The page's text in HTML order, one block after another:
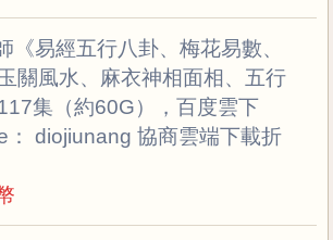
《易經五行八卦、梅花易數、
關風水、麻衣神相面相、五行
集（約60G），百度雲下
： diojiunang 協商雲端下載折